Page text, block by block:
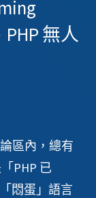
無人
區內，總有
PHP 已
悶蛋」語言